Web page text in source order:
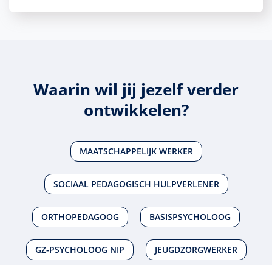
Waarin wil jij jezelf verder
ontwikkelen?
MAATSCHAPPELIJK WERKER
SOCIAAL PEDAGOGISCH HULPVERLENER
ORTHOPEDAGOOG BASISPSYCHOLOOG
GZ-PSYCHOLOOG NIP JEUGDZORGWERKER